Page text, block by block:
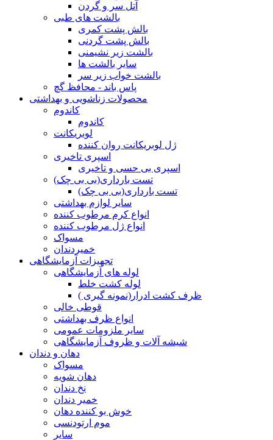
آتل سر و گردن
بالشت های طبی
بالش پشت کمری
بالش پشت گردنی
بالشت زیر نشیمنی
سایر بالشت ها
بالشت خواب زیر سر
پاس باند - محافظ گچ
محصولات زناشویی و بهداشتی
کاندوم
کاندوم
لوبریکانت
ژل لوبریکانت روان کننده
اسپری تاخیری
اسپری بی حسی و تاخیری
تست بارداری(بی بی چک)
تست بارداری(بی بی چک)
سایر لوازم بهداشتی
انواع کرم مرطوب کننده
انواع ژل مرطوب کننده
مسواک
خمیردندان
تجهیزات آزمایشگاهی
لوله های آزمایشگاهی
لوله کشت خلط
ظرف کشت ادرار(نمونه گیری )
قوطی خالی
انواع ظرف بهداشتی
سایر ملزومات عمومی
شیشه آلات و ظروف آزمایشگاهی
دهان و دندان
مسواک
دهان شویه
نخ دندان
خمیر دندان
خوش بو کننده دهان
موم ارتودنسی
سایر